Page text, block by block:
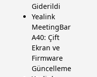
Giderildi
Yealink
MeetingBar
A40: Çift
Ekran ve
Firmware
Güncelleme